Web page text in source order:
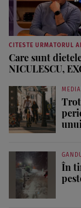
CITESTE URMATORUL
Care sunt
NICULESCU,
În